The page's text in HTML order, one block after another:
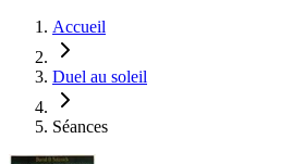
Accueil
Duel au soleil
Séances